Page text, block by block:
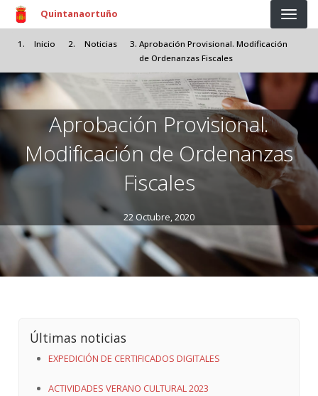
Pasar al contenido principal
Quintanaortuño
Inicio Noticias
Aprobación Provisional. Modificación
de Ordenanzas Fiscales
Aprobación Provisional.
Modificación de Ordenanzas
Fiscales
22 Octubre, 2020
Últimas noticias
EXPEDICIÓN DE CERTIFICADOS DIGITALES
ACTIVIDADES VERANO CULTURAL 2023